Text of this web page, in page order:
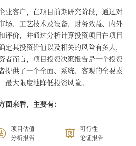
业客户，在项目前期研究阶段，通过对
场、工艺技术及设备、财务效益、内外
评价，并通过分析计算投资项目在项目
定其投资价值以及相关的风险有多大，
者而言，项目投资决策报告是一个投资
提供了一个全面、系统、客观的全要素
大限度地降低投资风险。
面来看，主要有：
项目估值
分析报告
可行性
论证报告